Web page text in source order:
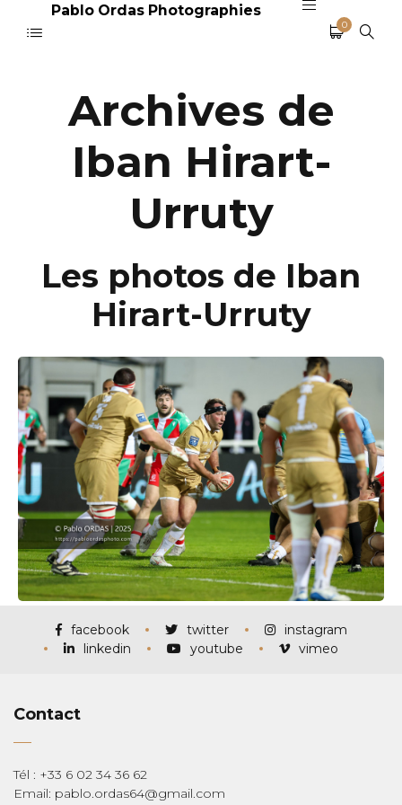
Pablo Ordas Photographies
0
Archives de
Iban Hirart-
Urruty
Les photos de Iban
Hirart-Urruty
facebook twitter
instagram
linkedin
youtube vimeo
Contact
Tél : +33 6 02 34 36 62
Email: pablo.ordas64@gmail.com